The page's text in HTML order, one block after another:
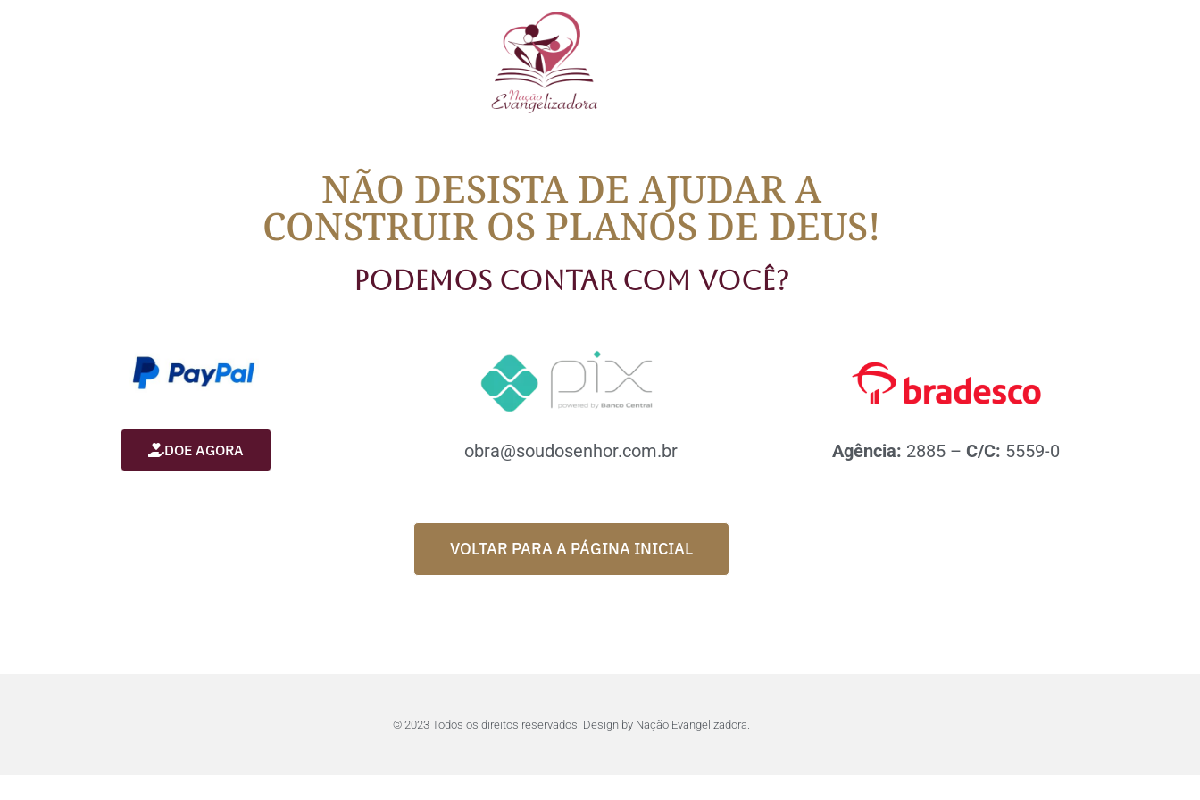
NÃO DESISTA DE AJUDAR A
CONSTRUIR OS PLANOS DE DEUS!
Podemos contar com você?
DOE AGORA obra@soudosenhor.com.br Agência: 2885 –C/C: 5559-0
VOLTAR PARA A PÁGINA INICIAL
© 2023 Todos os direitos reservados. Design by Nação Evangelizadora.